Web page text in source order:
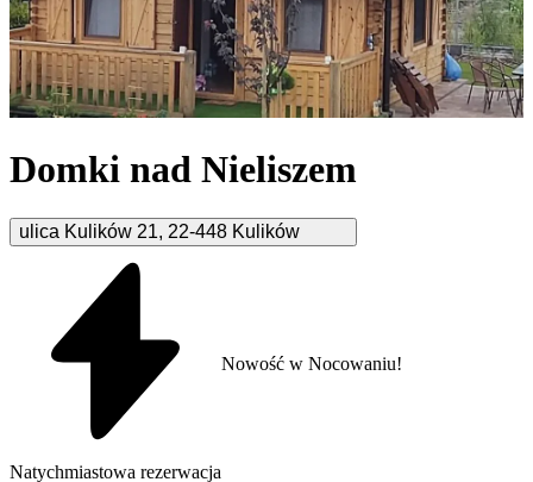
Domki nad Nieliszem
ulica Kulików 21, 22-448 Kulików
Natychmiastowa rezerwacja
Nowość w Nocowaniu!